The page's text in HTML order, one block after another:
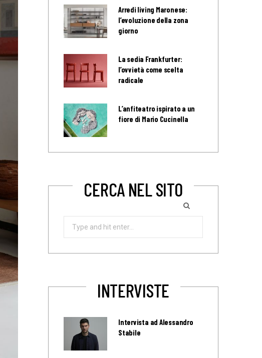
Arredi living Maronese:
l’evoluzione della zona
giorno
La sedia Frankfurter:
l’ovvietà come scelta
radicale
L’anfiteatro ispirato a un
fiore di Mario Cucinella
CERCA NEL SITO
Search
INTERVISTE
Intervista ad Alessandro
Stabile